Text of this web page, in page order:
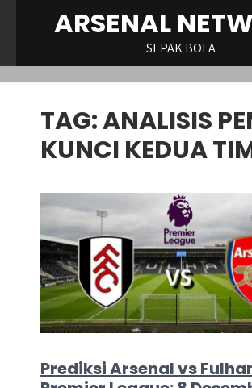
ARSENAL
SEPAK BOLA
TAG:ANALISIS
KUNCI KEDUA
Prediksi Arsenal vs